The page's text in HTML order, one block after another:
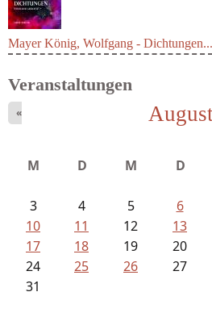
Mayer König, Wolfgang - Dichtungen...
Veranstaltungen
«
M D M D
3
4 5 6
10
11 12 13
17
18 19 20
24
25 26 27
31